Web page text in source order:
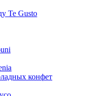
Te Gusto
конфет